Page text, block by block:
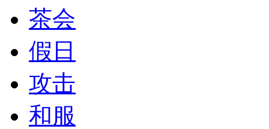
茶会
假日
攻击
和服